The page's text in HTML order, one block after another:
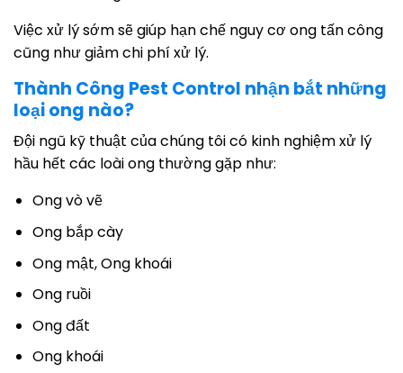
Việc xử lý sớm sẽ giúp hạn chế nguy cơ ong tấn công
cũng như giảm chi phí xử lý.
Thành Công Pest Control nhận bắt những
loại ong nào?
Đội ngũ kỹ thuật của chúng tôi có kinh nghiệm xử lý
hầu hết các loài ong thường gặp như:
Ong vò vẽ
Ong bắp cày
Ong mật, Ong khoái
Ong ruồi
Ong đất
Ong khoái